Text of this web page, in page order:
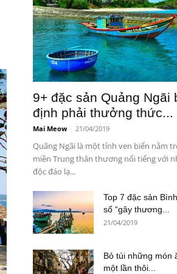
9+ đặc sản Quảng Ngãi
định phải thưởng thức...
Mai Meow - 21/04/2019
Quãng Ngãi là một tỉnh ven biển nằm
miền Trung thân thương nổi tiếng với
độc đáo lạ...
Top 7 đặc sản
số “gây thương...
21/04/2019
Bỏ túi những món
một lần thôi...